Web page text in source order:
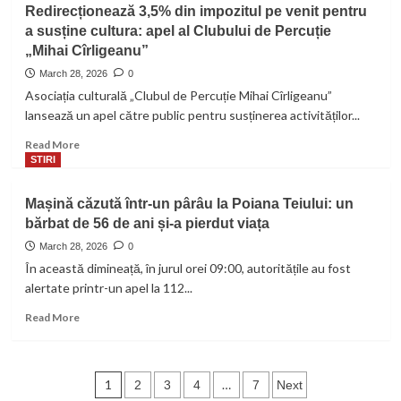
bune
din
grădină:
Gradina
legume
Nisiporesti
proaspete
și
naturale
Redirecționează 3,5% din impozitul pe venit pentru
a susține cultura: apel al Clubului de Percuție
„Mihai Cîrligeanu”
March 28, 2026 0
Asociația culturală „Clubul de Percuție Mihai Cîrligeanu”
lansează un apel către public pentru susținerea activităților...
Read MoreRead
3,5%
din
impozitul
pentru
Clubului
STIRI
Mașină căzută într-un pârâu la Poiana Teiului: un
bărbat de 56 de ani și-a pierdut viața
March 28, 2026 0
În această dimineață, în jurul orei 09:00, autoritățile au fost
alertate printr-un apel la 112...
Read MoreRead
căzutăPosts
1 2 3 4 … 7 Next